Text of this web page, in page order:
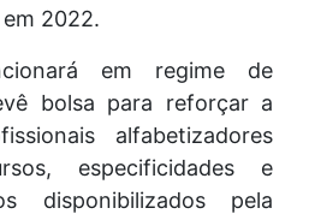
2022.
em regime de
bolsa para reforçar a
alfabetizadores
especificidades e
disponibilizados pela